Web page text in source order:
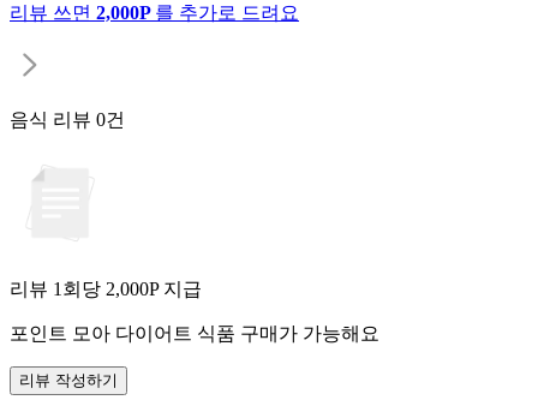
리뷰 쓰면 2,000P 를 추가로 드려요
음식 리뷰 0건
리뷰 1회당 2,000P 지급
포인트 모아 다이어트 식품 구매가 가능해요
리뷰 작성하기